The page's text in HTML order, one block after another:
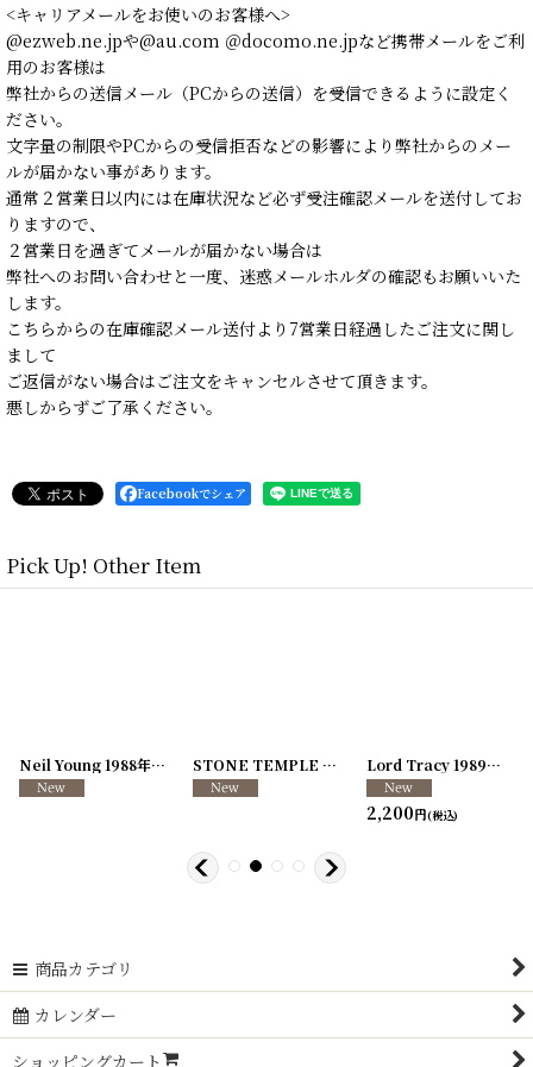
<キャリアメールをお使いのお客様へ>
@ezweb.ne.jpや@au.com ＠docomo.ne.jpなど携帯メールをご利
用のお客様は
弊社からの送信メール（PCからの送信）を受信できるように設定く
ださい。
文字量の制限やPCからの受信拒否などの影響により弊社からのメー
ルが届かない事があります。
通常２営業日以内には在庫状況など必ず受注確認メールを送付してお
りますので、
２営業日を過ぎてメールが届かない場合は
弊社へのお問い合わせと一度、迷惑メールホルダの確認もお願いいた
します。
こちらからの在庫確認メール送付より7営業日経過したご注文に関し
まして
ご返信がない場合はご注文をキャンセルさせて頂きます。
悪しからずご了承ください。
Facebookでシェア
Pick Up! Other Item
[250726-04] [250726-31
Neil Young 1988年 This Note's For You Tour 250117-70]
STONE TEMPLE PILOTS 1996-1997年 TOUR96/97 Lord Tracy 1989年 Deaf Gods of Babylon Tour
2,200円(税込)
商品カテゴリ
カレンダー
ショッピングカート